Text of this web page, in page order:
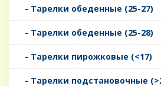
- Тарелки обеденные (25-27)
- Тарелки обеденные (25-28)
- Тарелки пирожковые (<17)
- Тарелки подстановочные